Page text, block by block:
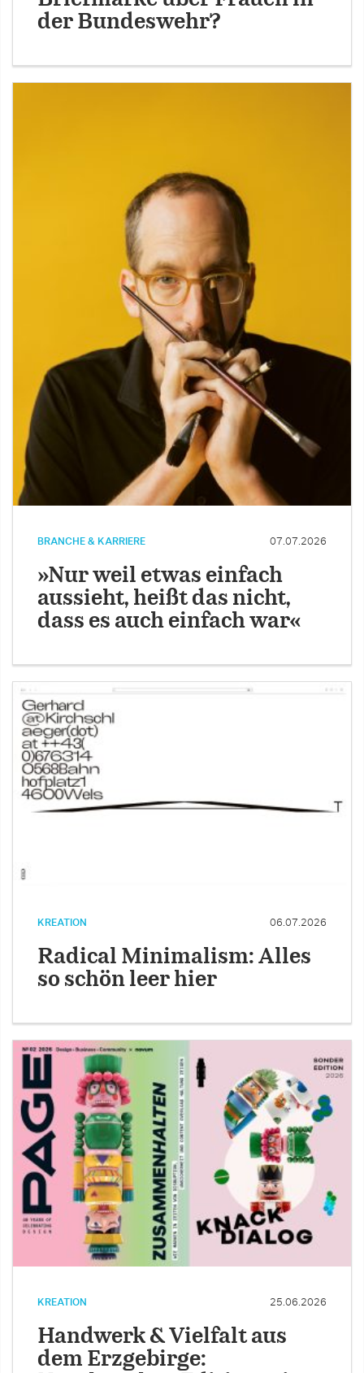
der Bundeswehr?
BRANCHE & KARRIERE 07.07.2026
»Nur weil etwas einfach
aussieht, heißt das nicht,
dass es auch einfach war«
KREATION 06.07.2026
Radical Minimalism: Alles
so schön leer hier
KREATION 25.06.2026
Handwerk & Vielfalt aus
dem Erzgebirge: